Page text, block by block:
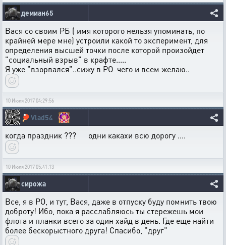
демиан65
Вася со своим РБ ( имя которого нельзя упоминать, по
крайней мере мне) устроили какой то эксперимент, для
определения высшей точки после которой произойдет
"социальный взрыв" в крафте.....
Я уже "взорвался"..сижу в РО чего и всем желаю..
10 Июля 2017 04:29:56
🏓Vlad54
когда праздник ??? одни какахи всю дорогу ....
10 Июля 2017 05:41:13
сирожа
Все, я в РО, и тут, Вася, даже в отпуску буду помнить твою
доброту! Ибо, пока я расслабляюсь ты стережешь мои
флота и планки всего за один хайд в день. Где еще найти
более бескорыстного друга! Спасибо, "друг"